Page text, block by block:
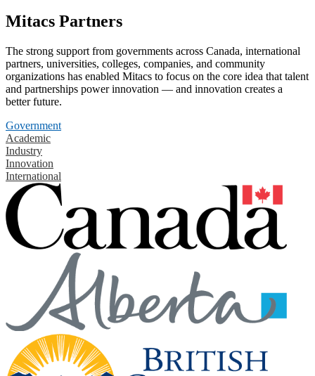
Mitacs Partners
The strong support from governments across Canada, international
partners, universities, colleges, companies, and community
organizations has enabled Mitacs to focus on the core idea that talent
and partnerships power innovation — and innovation creates a
better future.
Government
Academic
Industry
Innovation
International